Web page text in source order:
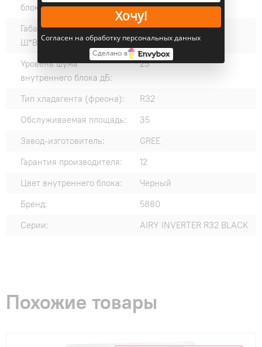
блока Ш*В*Г:
Габариты наружного блока
Ш*В*Г:
802×555×350
Уровень шума
внутреннего блока дБ:
25
Тип хладагента (фреона):
R32
Обслуживаемая площадь:
35
Завод-изготовитель:
GREE
Гарантия производителя:
12
Цвет внутреннего блока:
Черный
Бренд:
5880
Серии:
AIRY INVERTER R32 BLACK
Похожие товары
Хочу!
Согласен на обработку персональных данных
Сделано в